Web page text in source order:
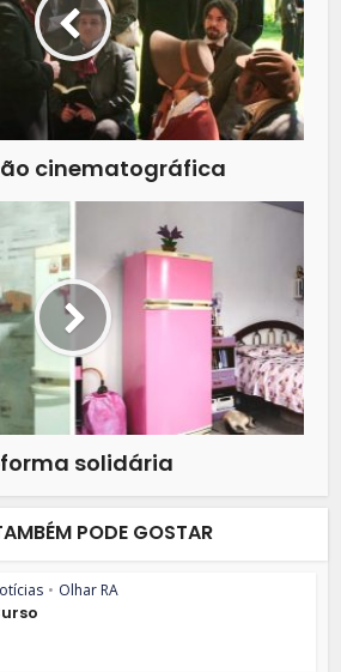
cinematográfica
solidária
PODE GOSTAR
• Olhar RA